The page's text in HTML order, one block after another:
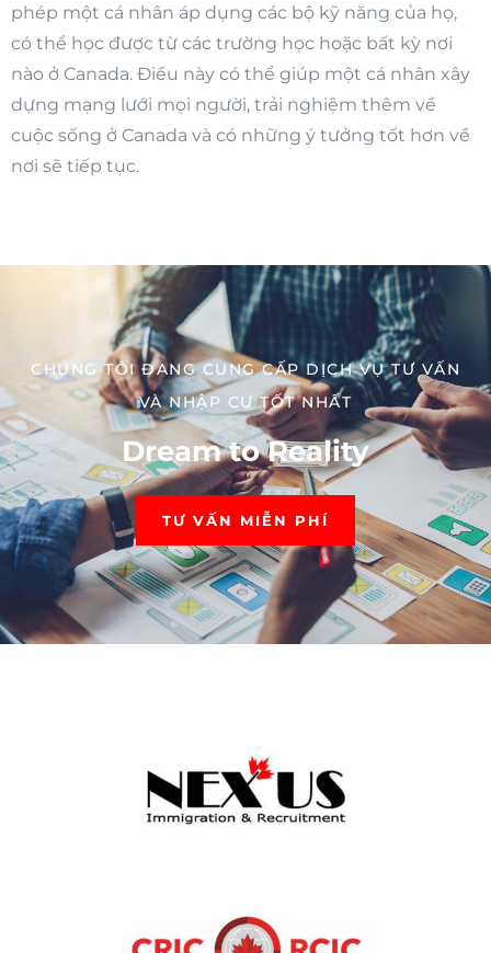
phép một cá nhân áp dụng các bộ kỹ năng của họ,
có thể học được từ các trường học hoặc bất kỳ nơi
nào ở Canada. Điều này có thể giúp một cá nhân xây
dựng mạng lưới mọi người, trải nghiệm thêm về
cuộc sống ở Canada và có những ý tưởng tốt hơn về
nơi sẽ tiếp tục.
CHÚNG TÔI ĐANG CUNG CẤP DỊCH VỤ TƯ VẤN
VÀ NHẬP CƯ TỐT NHẤT​
Dream to Reality
TƯ VẤN MIỄN PHÍ